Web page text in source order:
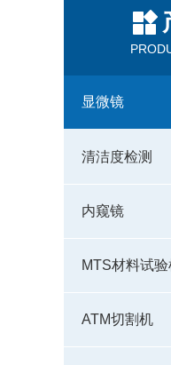
显微镜
清洁度检测
内窥镜
MTS材料试
ATM切割机